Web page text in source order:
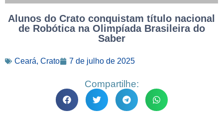
Alunos do Crato conquistam título nacional
de Robótica na Olimpíada Brasileira do
Saber
Ceará, Crato 7 de julho de 2025
Compartilhe: